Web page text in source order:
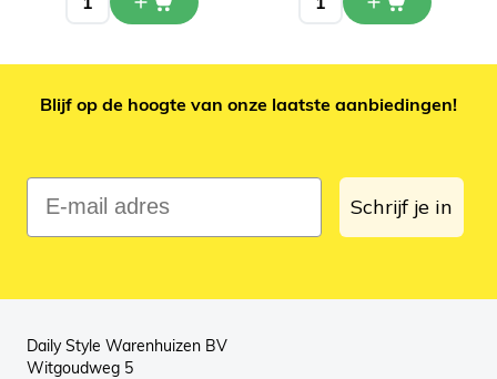
Blijf op de hoogte van onze laatste aanbiedingen!
E-mail adres
Schrijf je in
Daily Style Warenhuizen BV
Witgoudweg 5